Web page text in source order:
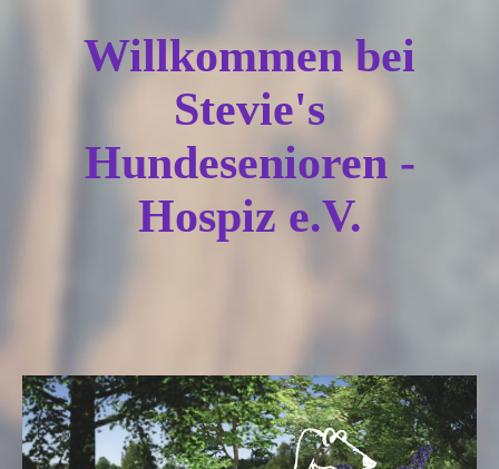
Willkommen bei
Stevie's
Hundesenioren -
Hospiz e.V.